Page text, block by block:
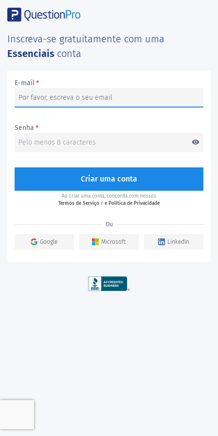
Inscreva-se gratuitamente com uma
Essenciais conta
E-mail*
Senha *
visibility
Criar uma conta
Ao criar uma conta, concorda com nossos
Termos de Serviço e e Política de Privacidade
Ou
Google Microsoft LinkedIn